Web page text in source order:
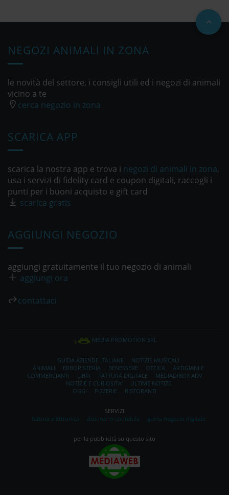
NEGOZI ANIMALI IN ZONA
le novità del settore, i consigli utili ed i negozi di animali
vicino a te
cerca negozio in zona
SCARICA APP
scarica la nostra app e trova i negozi di animali in zona,
usa i servizi di fidelity card e coupon digitali, raccogli i
punti per i buoni acquisto e gift card
scarica gratis
AGGIUNGI NEGOZIO
aggiungi gratuitamente il tuo negozio di animali
aggiungi ora
contattaci
MEDIA PROMOTION SRL
GUIDA AZIENDE ITALIANE
NOTIZIE MUSICALI
ANIMALI
ERBORISTERIA BENESSERE OTTICA
ARTIGIANI E
COMMERCIANTI
LIBRI FATTURA DIGITALE
MEDIADIBOX ADV
NOTIZIE E CURIOSITA'
ULTIME NOTIZE
OGGI
PIZZERIE RISTORANTI
SERVIZI
fattura elettronica
dizionario contabile guida negozio digitale
per la pubblicità su questo sito